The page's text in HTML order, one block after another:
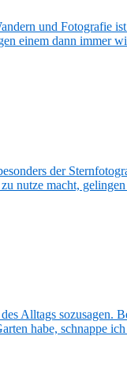
und
einem dann immer
der
nutze macht,
Alltags
habe, schnappe